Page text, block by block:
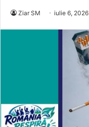
Ziar SM iulie 6, 2026